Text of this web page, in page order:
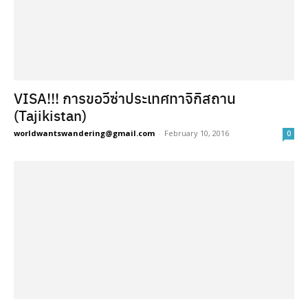
VISA!!! การขอวีซ่าประเทศทาจิกิสถาน
(Tajikistan)
worldwantswandering@gmail.com - February 10, 2016 0